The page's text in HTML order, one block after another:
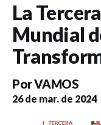
La
Mundial
PorVAMOS
26 de mar. de 2024